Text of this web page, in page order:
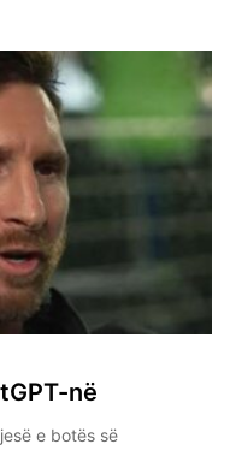
në
e botës së